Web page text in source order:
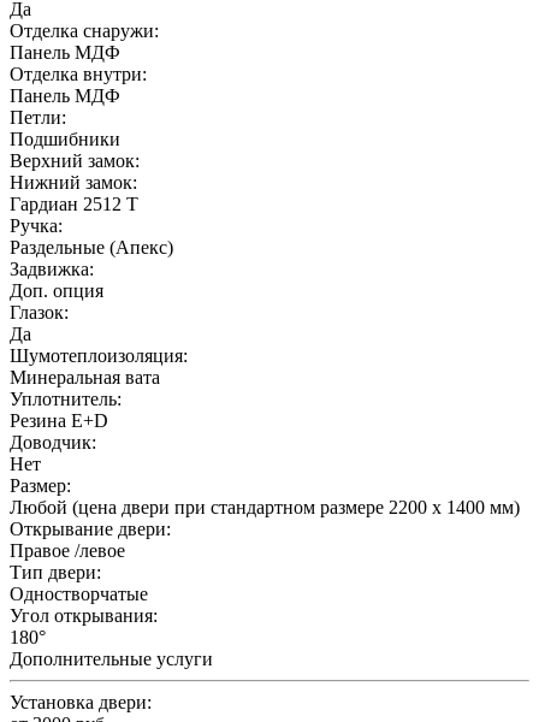
Да
Отделка снаружи:
Панель МДФ
Отделка внутри:
Панель МДФ
Петли:
Подшибники
Верхний замок:
Нижний замок:
Гардиан 2512 Т
Ручка:
Раздельные (Апекс)
Задвижка:
Доп. опция
Глазок:
Да
Шумотеплоизоляция:
Минеральная вата
Уплотнитель:
Резина E+D
Доводчик:
Нет
Размер:
Любой (цена двери при стандартном размере 2200 х 1400 мм)
Открывание двери:
Правое /левое
Тип двери:
Одностворчатые
Угол открывания:
180°
Дополнительные услуги
Установка двери: